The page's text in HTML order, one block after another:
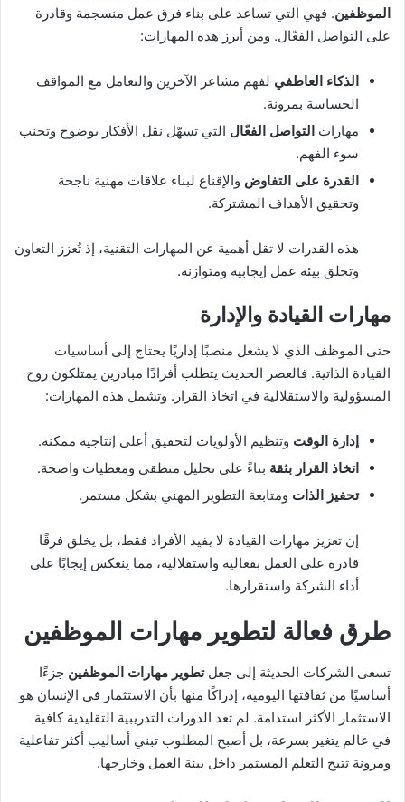
الموظفين. فهي التي تساعد على بناء فرق عمل منسجمة وقادرة
على التواصل الفعّال. ومن أبرز هذه المهارات:
الذكاء العاطفي لفهم مشاعر الآخرين والتعامل مع المواقف
الحساسة بمرونة.
مهارات التواصل الفعّال التي تسهّل نقل الأفكار بوضوح وتجنب
سوء الفهم.
القدرة على التفاوض والإقناع لبناء علاقات مهنية ناجحة
وتحقيق الأهداف المشتركة.
هذه القدرات لا تقل أهمية عن المهارات التقنية، إذ تُعزز التعاون
وتخلق بيئة عمل إيجابية ومتوازنة.
مهارات القيادة والإدارة
حتى الموظف الذي لا يشغل منصبًا إداريًا يحتاج إلى أساسيات
القيادة الذاتية. فالعصر الحديث يتطلب أفرادًا مبادرين يمتلكون روح
المسؤولية والاستقلالية في اتخاذ القرار. وتشمل هذه المهارات:
إدارة الوقت وتنظيم الأولويات لتحقيق أعلى إنتاجية ممكنة.
اتخاذ القرار بثقة بناءً على تحليل منطقي ومعطيات واضحة.
تحفيز الذات ومتابعة التطوير المهني بشكل مستمر.
إن تعزيز مهارات القيادة لا يفيد الأفراد فقط، بل يخلق فرقًا
قادرة على العمل بفعالية واستقلالية، مما ينعكس إيجابًا على
أداء الشركة واستقرارها.
طرق فعالة لتطوير مهارات الموظفين
تسعى الشركات الحديثة إلى جعلتطوير مهارات الموظفين جزءًا
أساسيًا من ثقافتها اليومية، إدراكًا منها بأن الاستثمار في الإنسان هو
الاستثمار الأكثر استدامة. لم تعد الدورات التدريبية التقليدية كافية
في عالم يتغير بسرعة، بل أصبح المطلوب تبني أساليب أكثر تفاعلية
ومرونة تتيح التعلم المستمر داخل بيئة العمل وخارجها.